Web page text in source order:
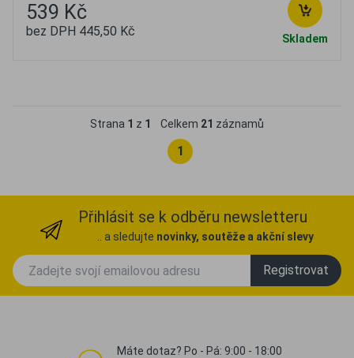
539 Kč
bez DPH 445,50 Kč Skladem
Strana 1 z 1 Celkem 21 záznamů
1
Přihlásit se k odběru newsletteru
.. a sledujte novinky, soutěže a akční slevy
Registrovat
Máte dotaz? Po - Pá: 9:00 - 18:00